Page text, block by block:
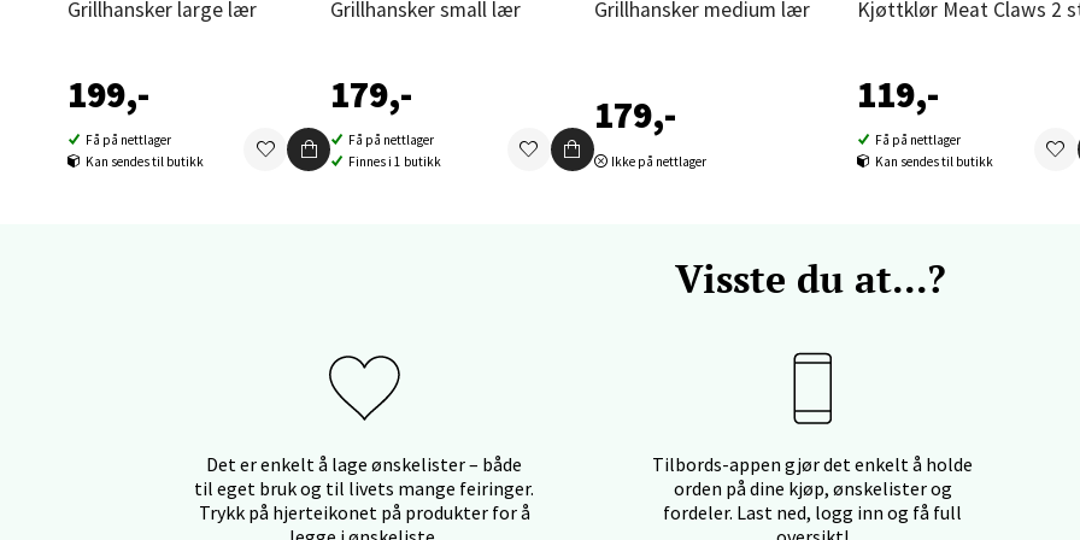
Grillhansker large lær
199,-
Få på nettlager
Kan sendes til butikk
Grillhansker small lær
179,-
Få på nettlager
Finnes i 1 butikk
Grillhansker medium lær
179,-
Ikke på nettlager
Kjøttklør Meat Claws 2
119,-
Få på nettlager
Kan sendes til butikk
Visste du at...?
Det er enkelt å lage ønskelister – både
til eget bruk og til livets mange feiringer.
Trykk på hjerteikonet på produkter for å
Tilbords-appen gjør det enkelt å holde
orden på dine kjøp, ønskelister og
fordeler. Last ned, logg inn og få full
Thon Senter Orkanger, Orkdalsveien 113, 7300 Orkanger
Åpent i dag 09-18
0 i butikk
Sandvika - Thon Senter Sandvika
Bergen - Thon Senter Sartor